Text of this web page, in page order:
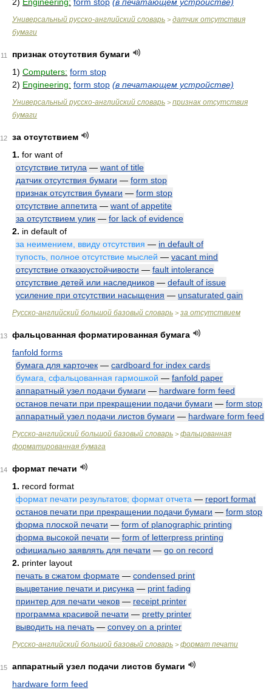
Универсальный русско-английский словарь > датчик отсутствия
бумаги
11
признак отсутствия бумаги
1) Computers: form stop
2) Engineering: form stop (в печатающем устройстве)
Универсальный русско-английский словарь > признак отсутствия
бумаги
12
за отсутствием
1. for want of
отсутствие титула — want of title
датчик отсутствия бумаги — form stop
признак отсутствия бумаги — form stop
отсутствие аппетита — want of appetite
за отсутствием улик — for lack of evidence
2. in default of
за неимением, ввиду отсутствия — in default of
тупость, полное отсутствие мыслей — vacant mind
отсутствие отказоустойчивости — fault intolerance
отсутствие детей или наследников — default of issue
усиление при отсутствии насыщения — unsaturated gain
Русско-английский большой базовый словарь > за отсутствием
13
фальцованная форматированная бумага
fanfold forms
бумага для карточек — cardboard for index cards
бумага, сфальцованная гармошкой — fanfold paper
аппаратный узел подачи бумаги — hardware form feed
останов печати при прекращении подачи бумаги — form stop
аппаратный узел подачи листов бумаги — hardware form feed
Русско-английский большой базовый словарь > фальцованная
форматированная бумага
14
формат печати
1. record format
формат печати результатов; формат отчета — report format
останов печати при прекращении подачи бумаги — form stop
форма плоской печати — form of planographic printing
форма высокой печати — form of letterpress printing
официально заявлять для печати — go on record
2. printer layout
печать в сжатом формате — condensed print
выцветание печати и рисунка — print fading
принтер для печати чеков — receipt printer
программа красивой печати — pretty printer
выводить на печать — convey on a printer
Русско-английский большой базовый словарь > формат печати
15
аппаратный узел подачи листов бумаги
hardware form feed